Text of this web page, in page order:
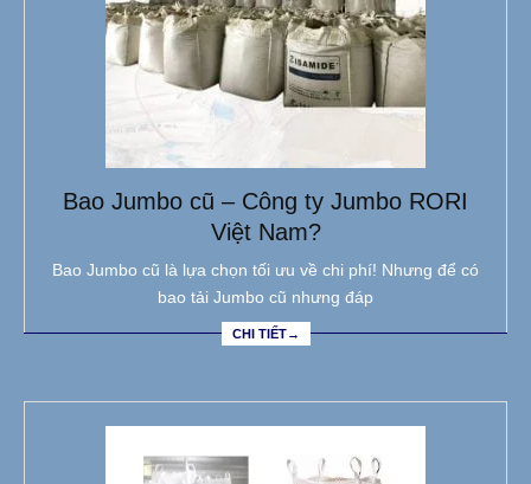
Bao Jumbo cũ – Công ty Jumbo RORI
Việt Nam?
Bao Jumbo cũ là lựa chọn tối ưu về chi phí! Nhưng để có
bao tải Jumbo cũ nhưng đáp
CHI TIẾT→